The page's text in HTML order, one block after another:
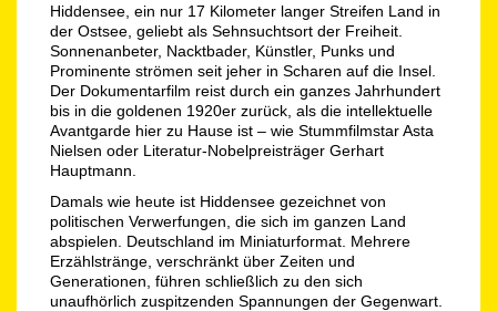
Hiddensee, ein nur 17 Kilometer langer Streifen Land in
der Ostsee, geliebt als Sehnsuchtsort der Freiheit.
Sonnenanbeter, Nacktbader, Künstler, Punks und
Prominente strömen seit jeher in Scharen auf die Insel.
Der Dokumentarfilm reist durch ein ganzes Jahrhundert
bis in die goldenen 1920er zurück, als die intellektuelle
Avantgarde hier zu Hause ist – wie Stummfilmstar Asta
Nielsen oder Literatur-Nobelpreisträger Gerhart
Hauptmann.
Damals wie heute ist Hiddensee gezeichnet von
politischen Verwerfungen, die sich im ganzen Land
abspielen. Deutschland im Miniaturformat. Mehrere
Erzählstränge, verschränkt über Zeiten und
Generationen, führen schließlich zu den sich
unaufhörlich zuspitzenden Spannungen der Gegenwart.